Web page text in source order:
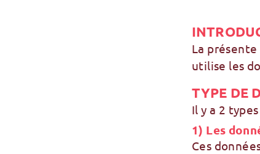
La
utilise les
TYPE DE
Il y a 2
1) Les
Ces